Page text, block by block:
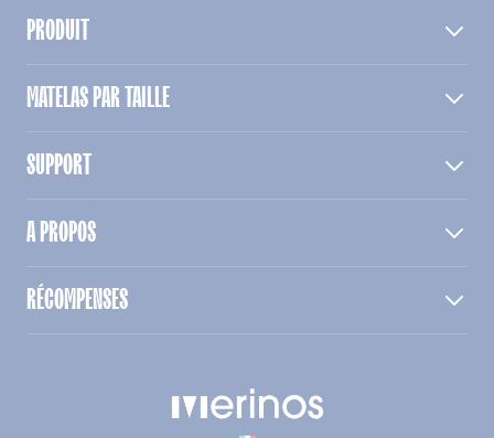
PRODUIT
MATELAS PAR TAILLE
SUPPORT
A PROPOS
RÉCOMPENSES